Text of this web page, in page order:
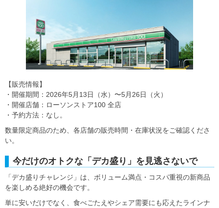
【販売情報】
・開催期間：2026年5月13日（水）〜5月26日（火）
・開催店舗：ローソンストア100 全店
・予約方法：なし。
数量限定商品のため、各店舗の販売時間・在庫状況をご確認くださ
い。
今だけのオトクな「デカ盛り」を見逃さないで
「デカ盛りチャレンジ」は、ボリューム満点・コスパ重視の新商品
を楽しめる絶好の機会です。
単に安いだけでなく、食べごたえやシェア需要にも応えたラインナ